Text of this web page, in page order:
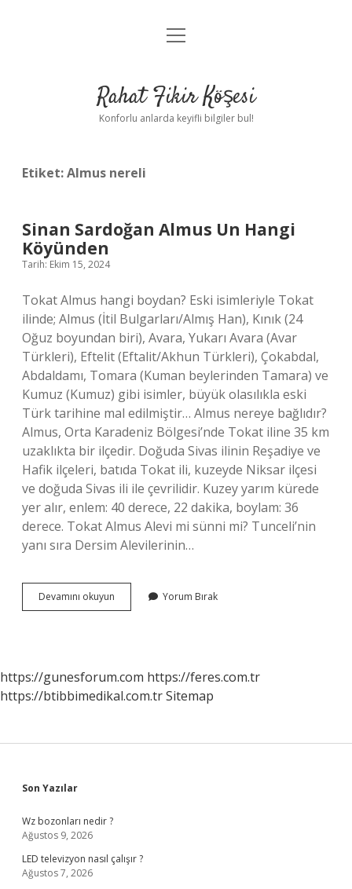
Anasayfa
Yasal Uyarı
menüyü
Rahat Fikir Köşesi
Konforlu anlarda keyifli bilgiler bul!
Etiket:Almus nereli
Sinan Sardoğan Almus Un Hangi
Köyünden
Tarih: Ekim 15, 2024
Tokat Almus hangi boydan? Eski isimleriyle Tokat
ilinde; Almus (İtil Bulgarları/Almış Han), Kınık (24
Oğuz boyundan biri), Avara, Yukarı Avara (Avar
Türkleri), Eftelit (Eftalit/Akhun Türkleri), Çokabdal,
Abdaldamı, Tomara (Kuman beylerinden Tamara) ve
Kumuz (Kumuz) gibi isimler, büyük olasılıkla eski
Türk tarihine mal edilmiştir… Almus nereye bağlıdır?
Almus, Orta Karadeniz Bölgesi’nde Tokat iline 35 km
uzaklıkta bir ilçedir. Doğuda Sivas ilinin Reşadiye ve
Hafik ilçeleri, batıda Tokat ili, kuzeyde Niksar ilçesi
ve doğuda Sivas ili ile çevrilidir. Kuzey yarım kürede
yer alır, enlem: 40 derece, 22 dakika, boylam: 36
derece. Tokat Almus Alevi mi sünni mi? Tunceli’nin
yanı sıra Dersim Alevilerinin…
Devamını okuyun
Sardoğan
Yorum Bırak
https://gunesforum.com https://feres.com.tr
https://btibbimedikal.com.trSitemap
Sidebar
Son Yazılar
Wz bozonları nedir ?
Ağustos 9, 2026
LED televizyon nasıl çalışır ?
Ağustos 7, 2026